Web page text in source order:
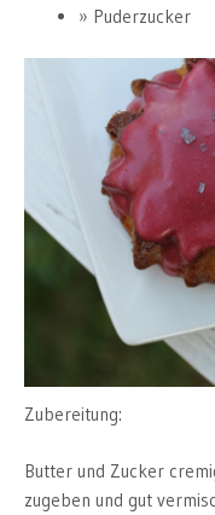
Puderzucker
Zubereitung:
Butter und Zucker
zugeben und gut